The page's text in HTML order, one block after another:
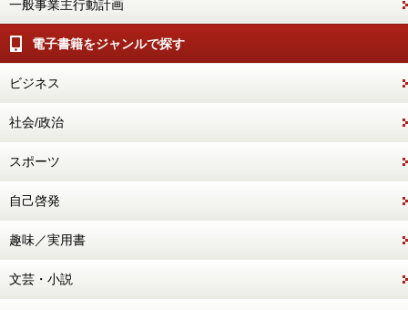
一般事業主行動計画
電子書籍をジャンルで探す
ビジネス
社会/政治
スポーツ
自己啓発
趣味／実用書
文芸・小説